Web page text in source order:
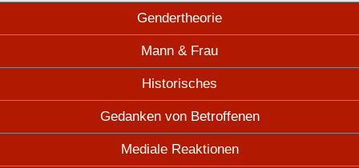
Gendertheorie
Mann & Frau
Historisches
Gedanken von Betroffenen
Mediale Reaktionen